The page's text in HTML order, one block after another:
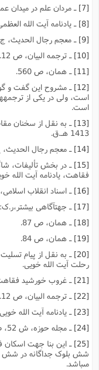
ـ مردان علم در میدان عمل، ج
ـ یادنامه آیت الله
ـ معجم رجال الحدیث، ج 23، ص 22.
ـ ترجمه البیان، ص 12.
ـ همان، ص 560.
ـ مشروح این گفت و گو
است، ولى در یکى از
است.
ـ به نقل از سخنان
1413 هـ.ق.
ـ معجم رجال الحدیث، ج 23، ص 24 و یادنامه آیت الله خویى،
ـ در بخش تألیفات،
فقاهت، یادنامه آیت الله خویى و
ـ اسناد انقلاب اسلامى، ج1، ص
ـ جهتآگاهى بیشتر،ر.ک:
ـ همان، ص 87.
ـ همان، ص 84.
ـ به نقل از پیام
رحلت آیت الله خویى.
ـ غروب خورشید فقاهت،
ـ ترجمه البیان، ص 12.
ـ یادنامه آیت الله
ـ مجله حوزه، ش 52، ص 34.
ـ این بنا جهت اسکان
شش بلوک جداگانه در شش
مىباشد.